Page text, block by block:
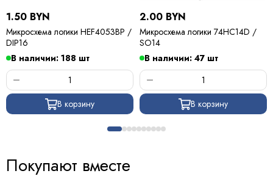
1.50 BYN
Микросхема логики HEF4053BP /
DIP16
В наличии: 188 шт
В корзину
2.00 BYN
Микросхема логики 74HC14D /
SO14
В наличии: 47 шт
В корзину
Покупают вместе